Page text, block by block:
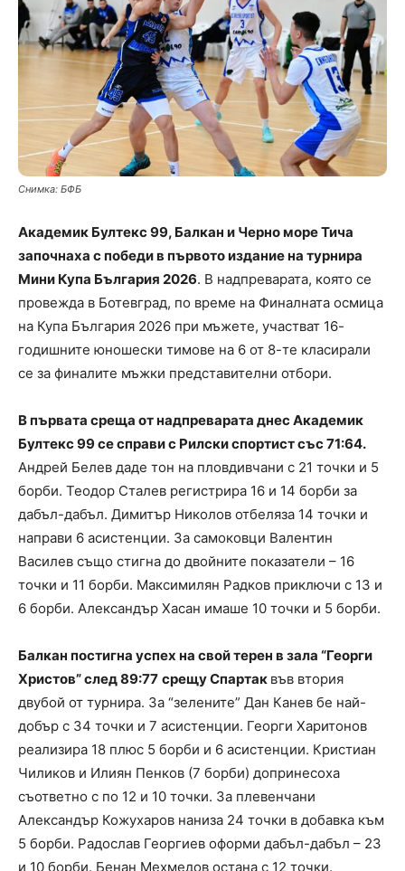
Снимка: БФБ
Академик Бултекс 99, Балкан и Черно море Тича
започнаха с победи в първото издание на турнира
Мини Купа България 2026. В надпреварата, която се
провежда в Ботевград, по време на Финалната осмица
на Купа България 2026 при мъжете, участват 16-
годишните юношески тимове на 6 от 8-те класирали
се за финалите мъжки представителни отбори.
В първата среща от надпреварата днес Академик
Бултекс 99 се справи с Рилски спортист със 71:64.
Андрей Белев даде тон на пловдивчани с 21 точки и 5
борби. Теодор Сталев регистрира 16 и 14 борби за
дабъл-дабъл. Димитър Николов отбеляза 14 точки и
направи 6 асистенции. За самоковци Валентин
Василев също стигна до двойните показатели – 16
точки и 11 борби. Максимилян Радков приключи с 13 и
6 борби. Александър Хасан имаше 10 точки и 5 борби.
Балкан постигна успех на свой терен в зала “Георги
Христов” след 89:77 срещу Спартак във втория
двубой от турнира. За “зелените” Дан Канев бе най-
добър с 34 точки и 7 асистенции. Георги Харитонов
реализира 18 плюс 5 борби и 6 асистенции. Кристиан
Чиликов и Илиян Пенков (7 борби) допринесоха
съответно с по 12 и 10 точки. За плевенчани
Александър Кожухаров наниза 24 точки в добавка към
5 борби. Радослав Георгиев оформи дабъл-дабъл – 23
и 10 борби. Бенан Мехмедов остана с 12 точки.